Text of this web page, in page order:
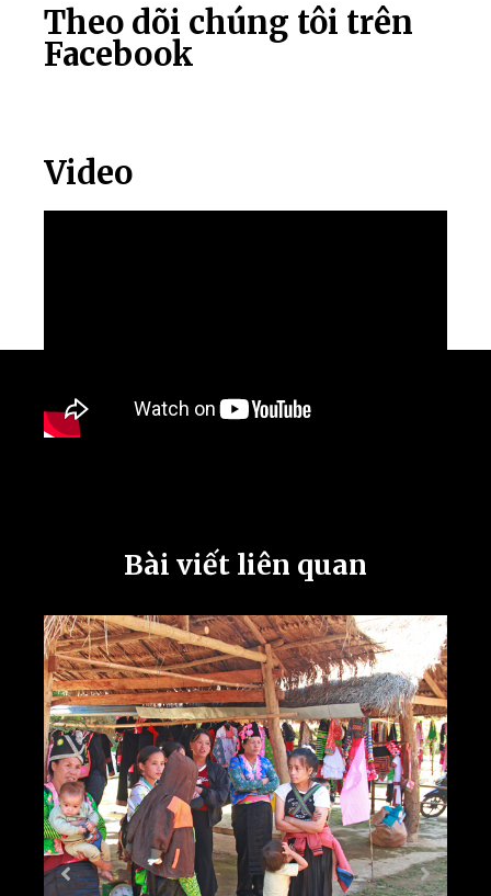
Theo dõi chúng tôi trên
Facebook
Video
Bài viết liên quan